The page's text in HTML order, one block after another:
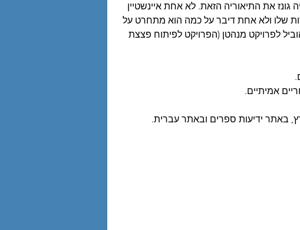
את התיאוריה הזאת. לא אחת איינשטיין
שלו ולא אחת דיבר על כמה הוא מתחרט על
לפרויקט מנהטן (הפרויקט לפיתוח פצצת
אמיתיים.
באתר ידיעות ספרים ובאתר עברית.